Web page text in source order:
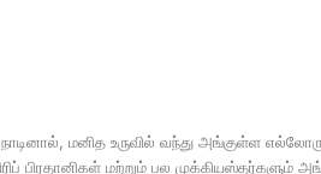
மனித உருவில் வந்து அங்குள்ள
மற்றும் பல முக்கியஸ்தர்களும்